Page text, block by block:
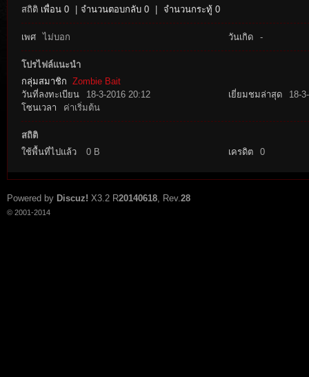
สถิติ เพื่อน 0 จำนวนตอบกลับ 0 จำนวนกระทู้ 0
เพศ ไม่บอก วันเกิด -
โปรไฟล์แนะนำ
กลุ่มสมาชิก Zombie Bait
วันที่ลงทะเบียน
18-3-2016 20:12 เยี่ยมชมล่าสุด
18-
โซนเวลา
ค่าเริ่มต้น
สถิติ
ใช้พื้นที่ไปแล้ว
0 B เครดิต 0
Powered by Discuz! X3.2 R20140618, Rev.28
© 2001-2014